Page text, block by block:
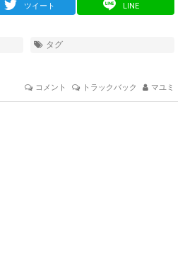
ツイート LINE
タグ
コメント トラックバック マユミ